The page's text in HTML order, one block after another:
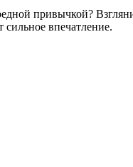
привычкой?
впечатление.